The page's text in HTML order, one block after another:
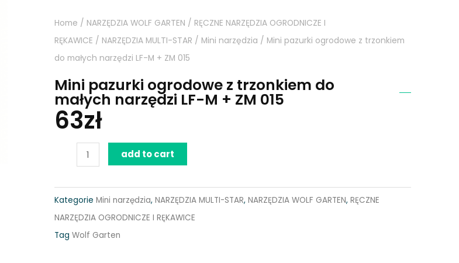
Home / NARZĘDZIA WOLF GARTEN / RĘCZNE NARZĘDZIA OGRODNICZE I
RĘKAWICE / NARZĘDZIA MULTI-STAR / Mini narzędzia / Mini pazurki ogrodowe z trzonkiem
do małych narzędzi LF-M + ZM 015
Mini pazurki ogrodowe z trzonkiem do
małych narzędzi LF-M + ZM 015
63zł
pazurki
ogrodowe
z
trzonkiem
do
add to cart
Kategorie Mini narzędzia, NARZĘDZIA MULTI-STAR, NARZĘDZIA WOLF GARTEN, RĘCZNE
NARZĘDZIA OGRODNICZE I RĘKAWICE
Tag Wolf Garten